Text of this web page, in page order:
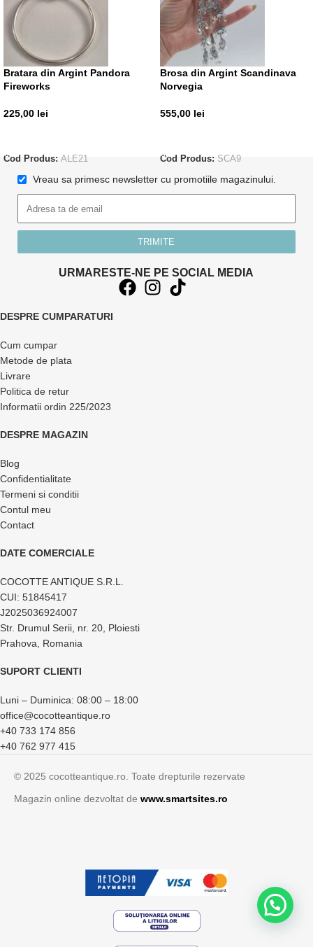
Bratara din Argint Pandora
Fireworks
225,00 lei
Cod Produs: ALE21
Brosa din Argint Scandinava
Norvegia
555,00 lei
Cod Produs: SCA9
Vreau sa primesc newsletter cu promotiile magazinului.
TRIMITE
URMARESTE-NE PE SOCIAL MEDIA
DESPRE CUMPARATURI
Cum cumpar
Metode de plata
Livrare
Politica de retur
Informatii ordin 225/2023
DESPRE MAGAZIN
Blog
Confidentialitate
Termeni si conditii
Contul meu
Contact
DATE COMERCIALE
COCOTTE ANTIQUE S.R.L.
CUI: 51845417
J2025036924007
Str. Drumul Serii, nr. 20, Ploiesti
Prahova, Romania
SUPORT CLIENTI
Luni – Duminica: 08:00 – 18:00
office@cocotteantique.ro
+40 733 174 856
+40 762 977 415
© 2025 cocotteantique.ro. Toate drepturile rezervate
Magazin online dezvoltat de www.smartsites.ro